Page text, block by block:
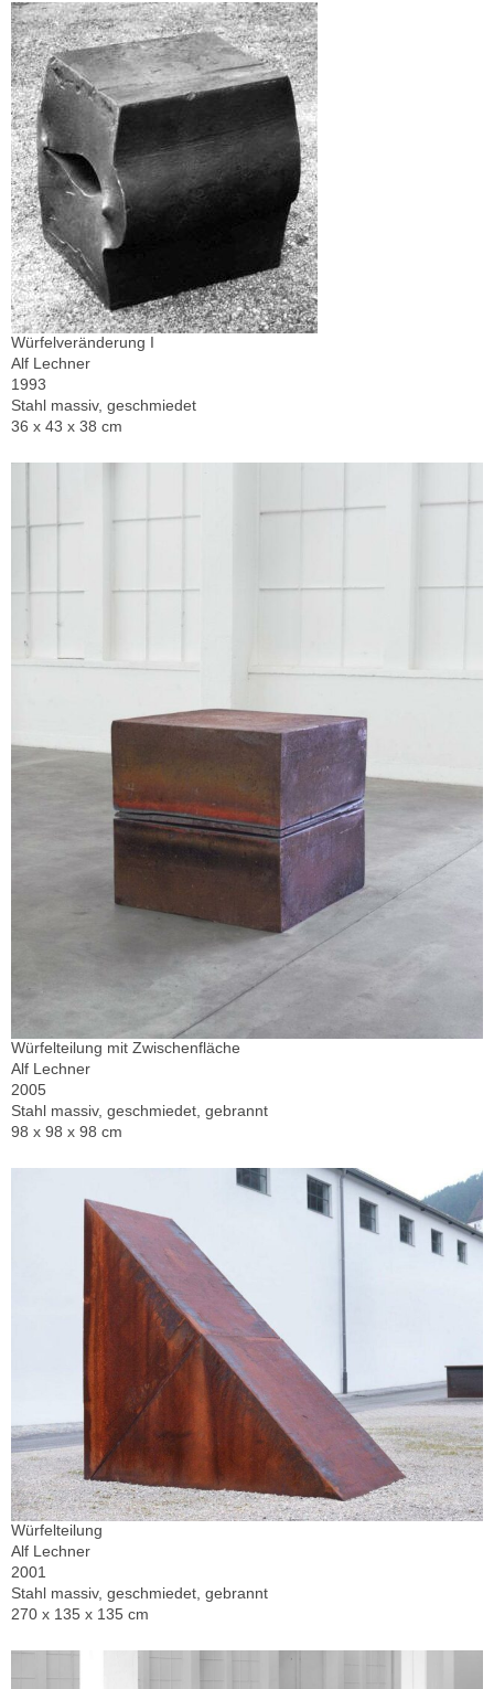
Würfelveränderung I
Alf Lechner
1993
Stahl massiv, geschmiedet
36 x 43 x 38 cm
Würfelteilung mit Zwischenfläche
Alf Lechner
2005
Stahl massiv, geschmiedet, gebrannt
98 x 98 x 98 cm
Würfelteilung
Alf Lechner
2001
Stahl massiv, geschmiedet, gebrannt
270 x 135 x 135 cm